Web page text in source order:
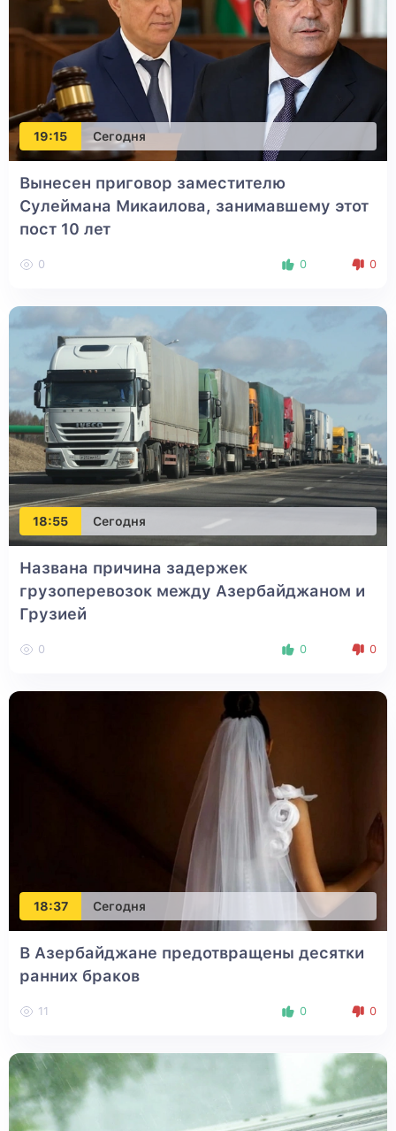
19:15 Сегодня
Вынесен приговор заместителю
Сулеймана Микаилова, занимавшему этот
пост 10 лет
0 0 0
18:55 Сегодня
Названа причина задержек
грузоперевозок между Азербайджаном и
Грузией
0 0 0
18:37 Сегодня
В Азербайджане предотвращены десятки
ранних браков
11 0 0